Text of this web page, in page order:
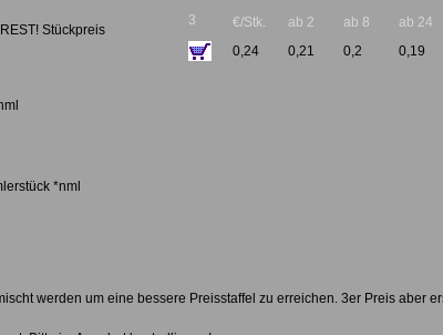
Stückpreis
3
€/Stk.
0,24
ab 2
0,21
ab 8
0,2
ab 24
0,19
*nml
werden um eine bessere Preisstaffel zu erreichen. 3er Preis aber